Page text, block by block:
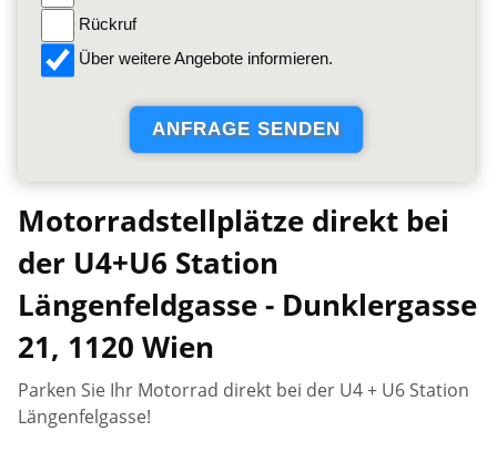
Rückruf
Über weitere Angebote informieren.
Motorradstellplätze direkt bei
der U4+U6 Station
Längenfeldgasse - Dunklergasse
21, 1120 Wien
Parken Sie Ihr Motorrad direkt bei der U4 + U6 Station
Längenfelgasse!